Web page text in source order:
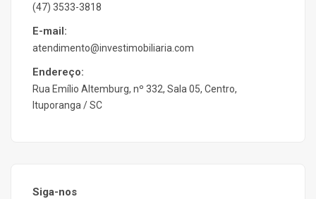
(47) 3533-3818
E-mail:
atendimento@investimobiliaria.com
Endereço:
Rua Emílio Altemburg, nº 332, Sala 05, Centro,
Ituporanga / SC
Siga-nos